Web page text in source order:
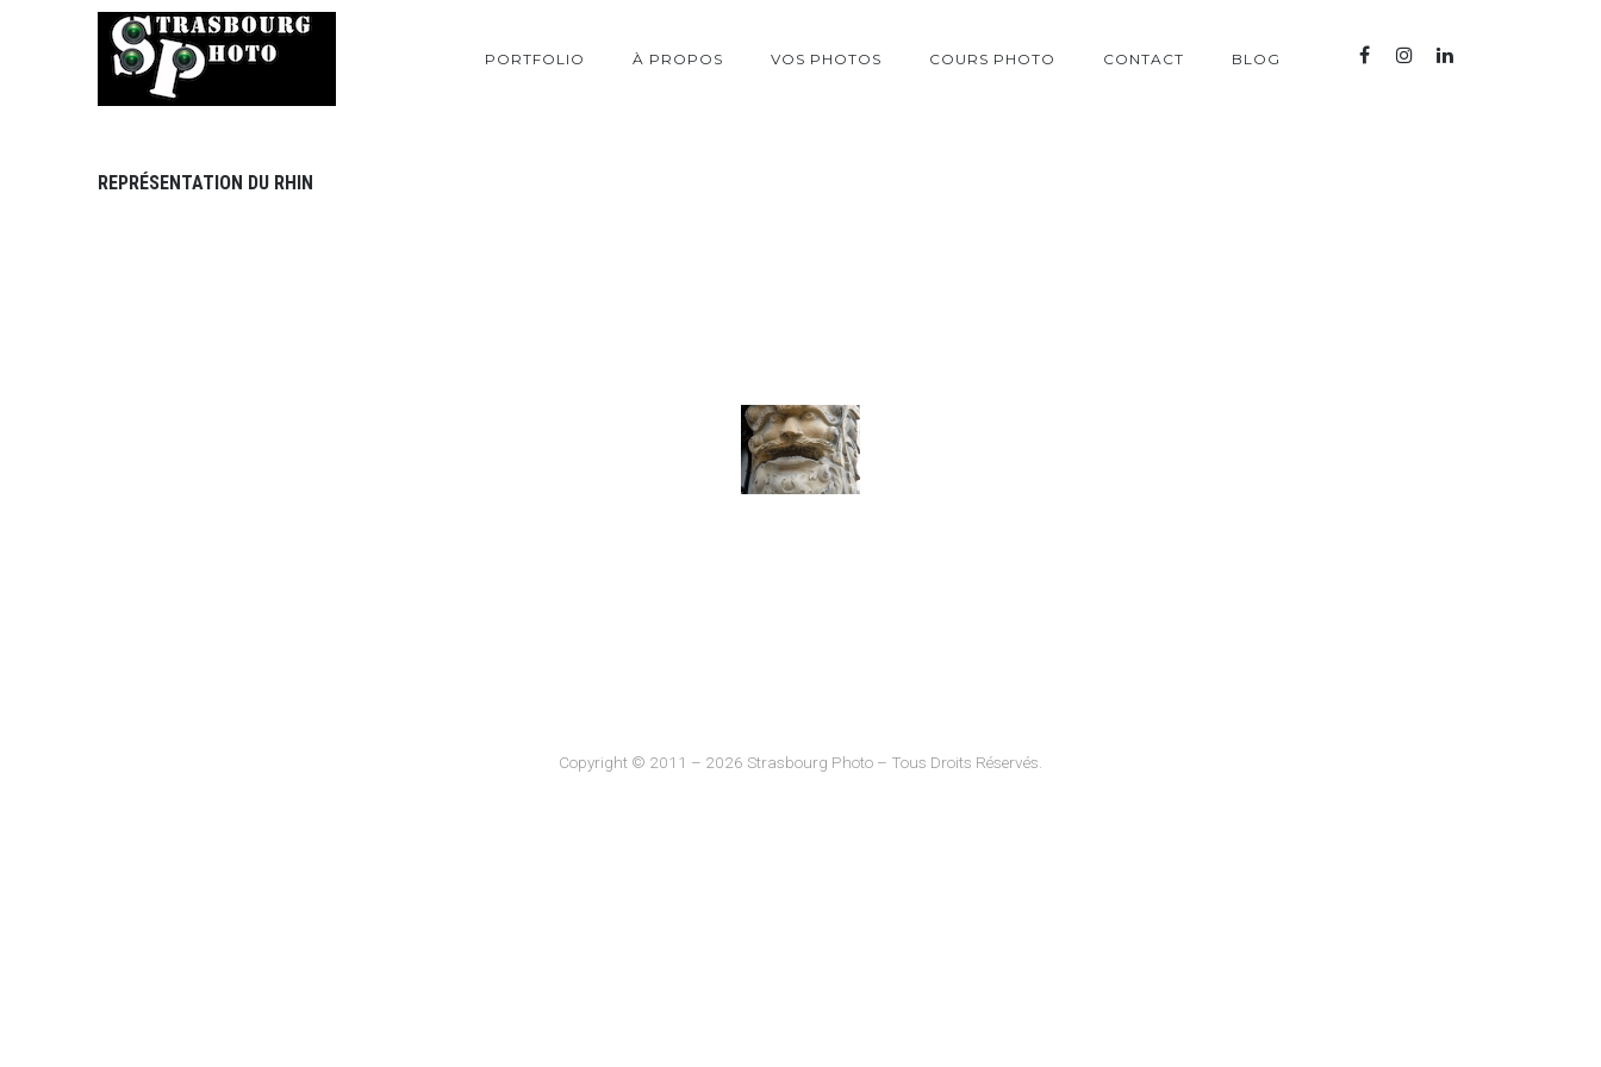
PORTFOLIO À PROPOS VOS PHOTOS COURS PHOTO CONTACT BLOG
REPRÉSENTATION DU RHIN
Copyright © 2011 – 2026 Strasbourg Photo – Tous Droits Réservés.